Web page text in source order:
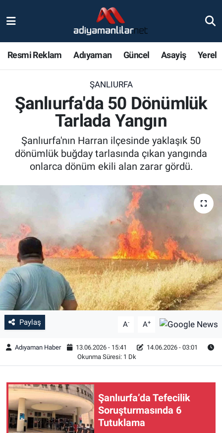
Resmi Reklam Adıyaman Güncel Asayiş Yerel
ŞANLIURFA
Şanlıurfa'da 50 Dönümlük
Tarlada Yangın
Şanlıurfa'nın Harran ilçesinde yaklaşık 50
dönümlük buğday tarlasında çıkan yangında
onlarca dönüm ekili alan zarar gördü.
Paylaş A- A+
Adıyaman Haber 13.06.2026 - 15:41
14.06.2026 - 03:01
Okunma Süresi: 1 Dk
Şanlıurfa’da Tefecilik
Soruşturmasında 6
Tutuklama
Magazin
Bölge Haberleri
Gündem
Özel Haber
Kültür Sanat
Eğitim
Ekonomi
Çevre
BİLİM VE TEKNOLOJİ
Şambayat Haber
Nöbetçi Eczaneler
Adiyaman Namaz Vakitleri
Trafik Durumu
Süper Lig Puan Durumu ve Fikstür
Tüm Manşetler